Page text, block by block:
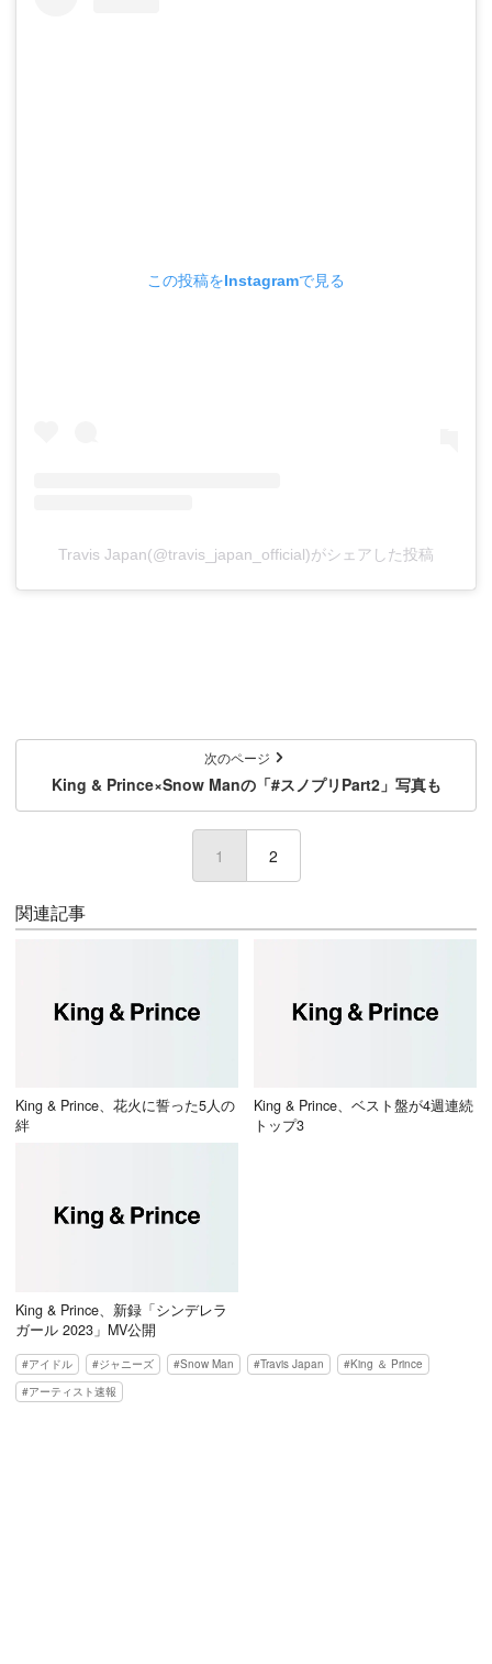
この投稿をInstagramで見る
Travis Japan(@travis_japan_official)がシェアした投稿
次のページ
King & Prince×Snow Manの「#スノプリPart2」写真も
1 (current)
2
関連記事
King & Prince、花火に誓った5人の
絆
King & Prince、ベスト盤が4週連続
トップ3
King & Prince、新録「シンデレラ
ガール 2023」MV公開
アイドル ジャニーズ Snow Man Travis Japan
King ＆ Prince
アーティスト速報